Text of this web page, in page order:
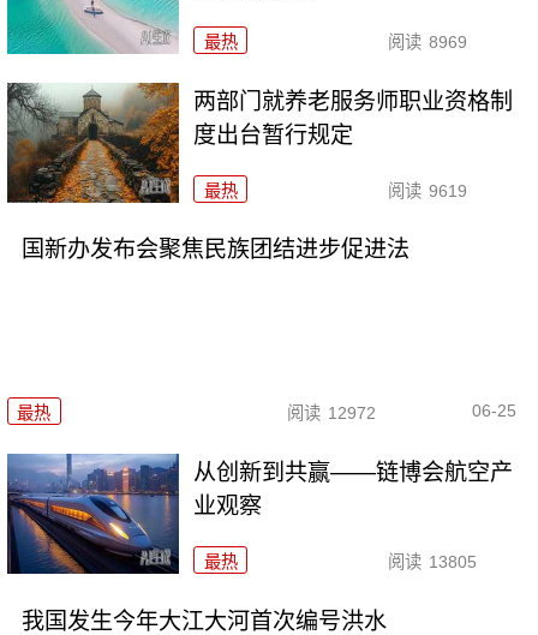
最热 阅读 8969
两部门就养老服务师职业资格制
度出台暂行规定
最热 阅读 9619
国新办发布会聚焦民族团结进步促进法
最热 阅读 12972 06-25
从创新到共赢——链博会航空产
业观察
最热 阅读 13805
我国发生今年大江大河首次编号洪水